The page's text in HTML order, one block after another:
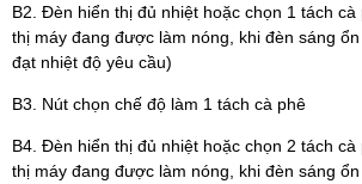
B2. Đèn hiển thị đủ nhiệt hoặc chọn 1 tách cà
thị máy đang được làm nóng, khi đèn sáng
đạt nhiệt độ yêu cầu)
B3. Nút chọn chế độ làm 1 tách cà phê
B4. Đèn hiển thị đủ nhiệt hoặc chọn 2 tách cà
thị máy đang được làm nóng, khi đèn sáng